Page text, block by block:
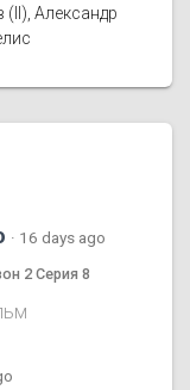
Александр
· 16 days ago
2 Серия 8